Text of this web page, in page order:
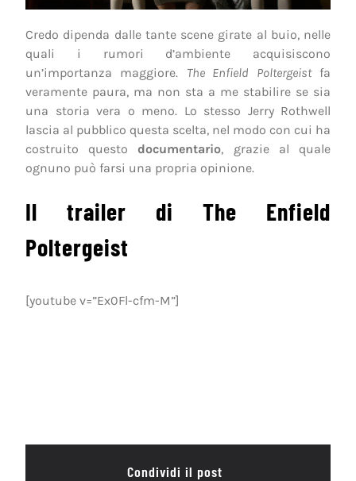
Credo dipenda dalle tante scene girate al buio, nelle
quali i rumori d’ambiente acquisiscono
un’importanza maggiore. The Enfield Poltergeistfa
veramente paura, ma non sta a me stabilire se sia
una storia vera o meno. Lo stesso Jerry Rothwell
lascia al pubblico questa scelta, nel modo con cui ha
costruito questo documentario, grazie al quale
ognuno può farsi una propria opinione.
Il trailer di The Enfield
Poltergeist
[youtube v=”Ex0Fl-cfm-M”]
Condividi il post